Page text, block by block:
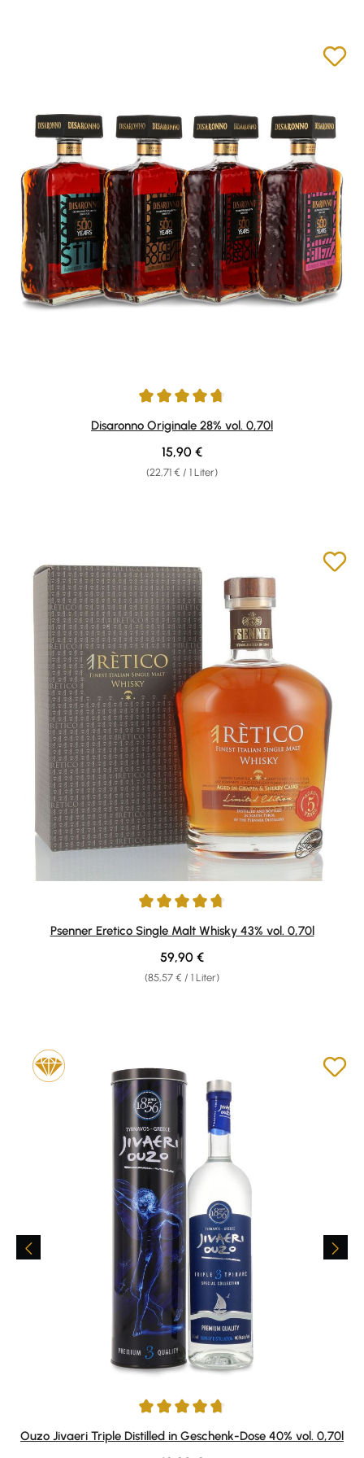
Durchschnittliche Bewertung von 4.82 von 5 Sternen
Disaronno Originale 28% vol. 0,70l
(22,71 € / 1 Liter)
Regulärer Preis:
15,90 €
Durchschnittliche Bewertung von 4.75 von 5 Sternen
Psenner Eretico Single Malt Whisky 43% vol. 0,70l
(85,57 € / 1 Liter)
Regulärer Preis:
59,90 €
Durchschnittliche Bewertung von 4.67 von 5 Sternen
Ouzo Jivaeri Triple Distilled in Geschenk-Dose 40% vol. 0,70l